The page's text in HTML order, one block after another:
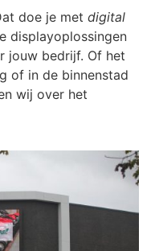
doe je met digital
displayoplossingen
jouw bedrijf. Of het
of in de binnenstad
wij over het